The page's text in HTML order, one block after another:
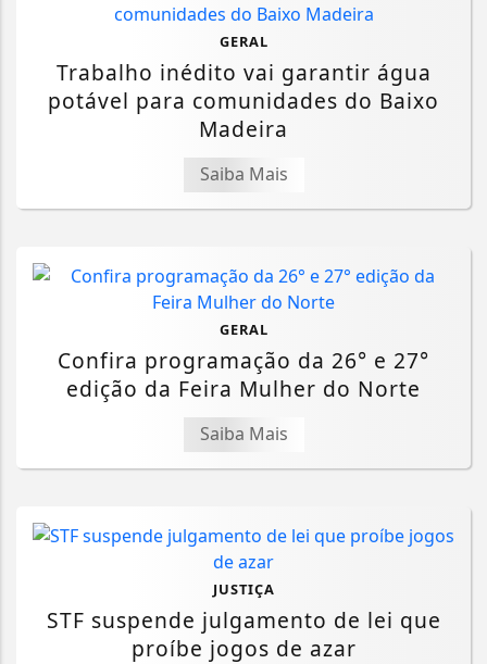
GERAL
Trabalho inédito vai garantir água
potável para comunidades do Baixo
Madeira
Saiba Mais
GERAL
Confira programação da 26° e 27°
edição da Feira Mulher do Norte
Saiba Mais
JUSTIÇA
STF suspende julgamento de lei que
proíbe jogos de azar